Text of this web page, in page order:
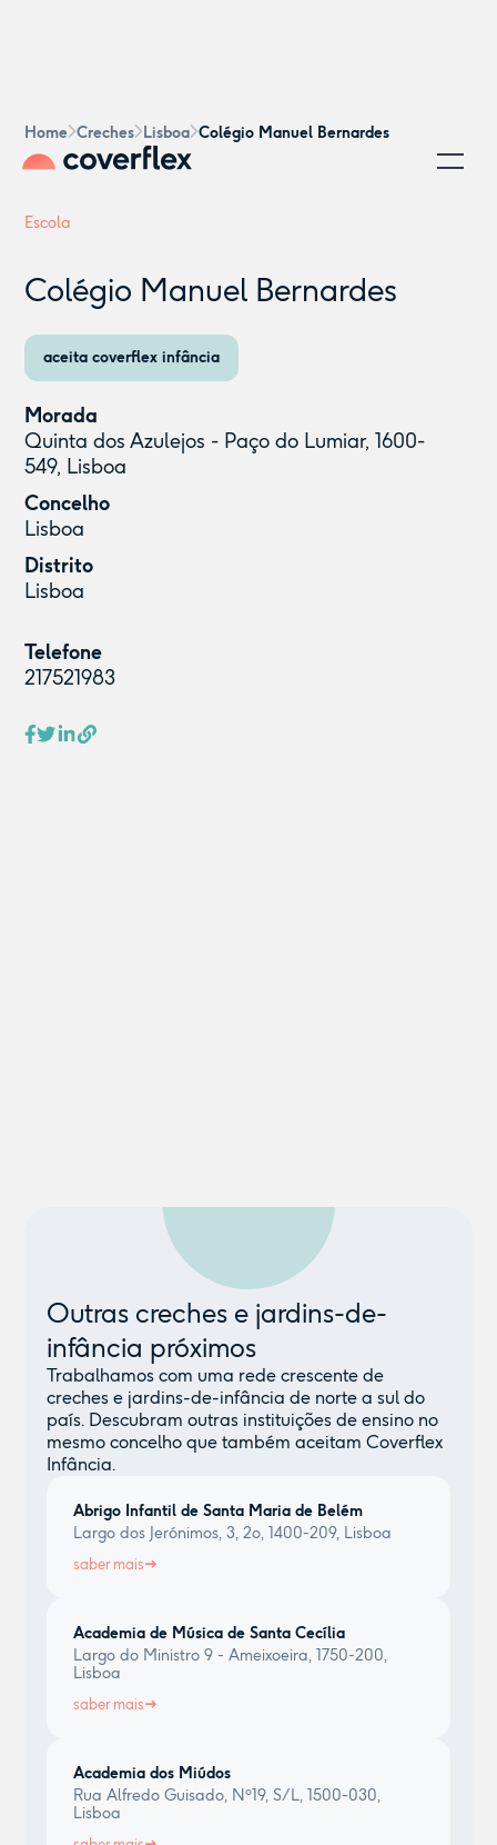
Home Creches Lisboa Colégio Manuel Bernardes
Escola
Colégio Manuel Bernardes
aceita coverflex infância
Morada
Quinta dos Azulejos - Paço do Lumiar, 1600-
549, Lisboa
Concelho
Lisboa
Distrito
Lisboa
Telefone
217521983
Outras creches e jardins-de-
infância próximos
Trabalhamos com uma rede crescente de
creches e jardins-de-infância de norte a sul do
país. Descubram outras instituições de ensino no
mesmo concelho que também aceitam Coverflex
Infância.
Abrigo Infantil de Santa Maria de Belém
Largo dos Jerónimos, 3, 2o, 1400-209, Lisboa
saber mais
Academia de Música de Santa Cecília
Largo do Ministro 9 - Ameixoeira, 1750-200,
Lisboa
saber mais
Academia dos Miúdos
Rua Alfredo Guisado, Nº19, S/L, 1500-030,
Lisboa